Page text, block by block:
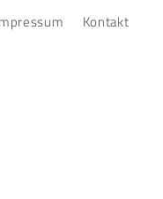
Kontakt